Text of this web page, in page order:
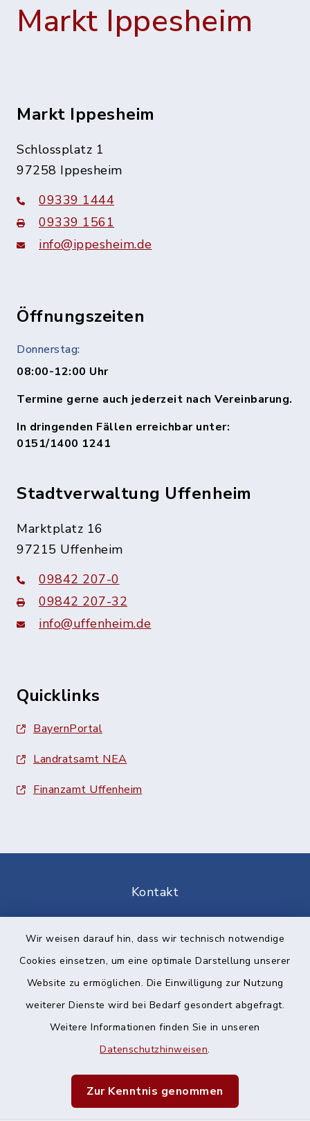
Wir weisen darauf hin, dass wir technisch notwendige
Cookies einsetzen, um eine optimale Darstellung unserer
Website zu ermöglichen. Die Einwilligung zur Nutzung
weiterer Dienste wird bei Bedarf gesondert abgefragt.
Weitere Informationen finden Sie in unseren
Datenschutzhinweisen.
Zur Kenntnis genommen
Markt Ippesheim
Markt Ippesheim
Schlossplatz 1
97258 Ippesheim
09339 1444
09339 1561
info@ippesheim.de
Öffnungszeiten
Donnerstag:
08:00-12:00 Uhr
Termine gerne auch jederzeit nach Vereinbarung.
In dringenden Fällen erreichbar unter:
0151/1400 1241
Stadtverwaltung Uffenheim
Marktplatz 16
97215 Uffenheim
09842 207-0
09842 207-32
info@uffenheim.de
Quicklinks
BayernPortal
Landratsamt NEA
Finanzamt Uffenheim
Kontakt
Datenschutz
Impressum
Sitemap
Cookie-Einstellungen